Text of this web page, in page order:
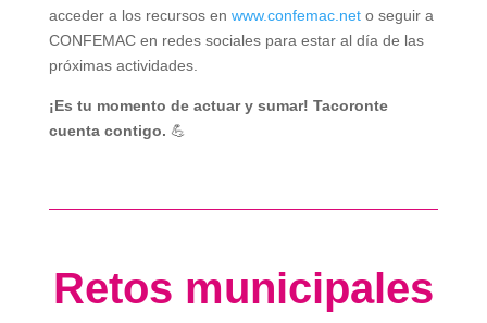
acceder a los recursos en www.confemac.neto seguir a
CONFEMAC en redes sociales para estar al día de las
próximas actividades.
¡Es tu momento de actuar y sumar! Tacoronte
cuenta contigo. 💪
Retos municipales